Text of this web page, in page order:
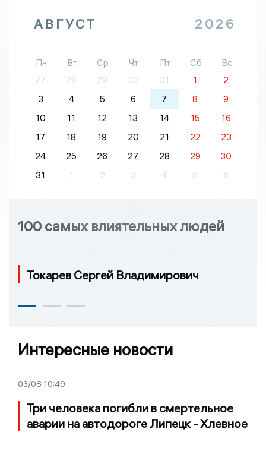
АВГУСТ 2026
Пн Вт Ср Чт Пт Сб
Вс
27
28 29 30 31 1
2
3
4 5 6 7 8
9
10
11 12 13 14 15
16
17
18 19 20 21 22
23
24
25 26 27 28 29
30
31
1 2 3 4 5 6
100 самых влиятельных людей
Токарев Сергей Владимирович
Интересные новости
03/08 10:49
Три человека погибли в смертельное
аварии на автодороге Липецк - Хлевное